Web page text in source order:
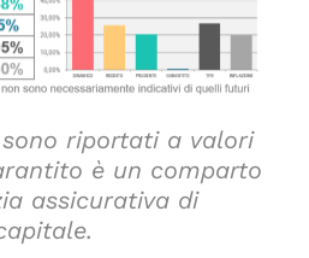
riportati a valori
è un comparto
assicurativa di